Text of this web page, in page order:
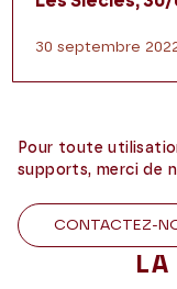
30 septembre
Pour toute
supports, merci de
CONTACTEZ-
LA